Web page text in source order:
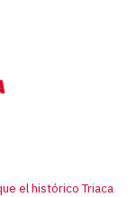
el histórico Triaca